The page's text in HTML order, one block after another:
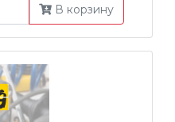
В корзину